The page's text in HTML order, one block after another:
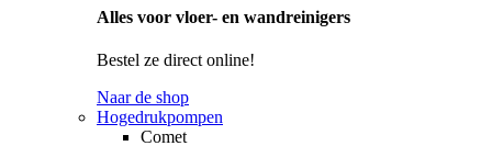
Alles voor vloer- en wandreinigers
Bestel ze direct online!
Naar de shop
Hogedrukpompen
Comet